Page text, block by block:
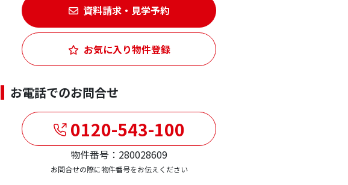
資料請求・見学予約
お気に入り物件登録
お電話でのお問合せ
0120-543-100
物件番号：280028609
お問合せの際に物件番号をお伝えください